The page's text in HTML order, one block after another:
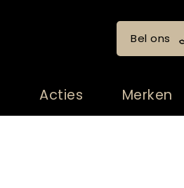
Bel ons
Acties Merken